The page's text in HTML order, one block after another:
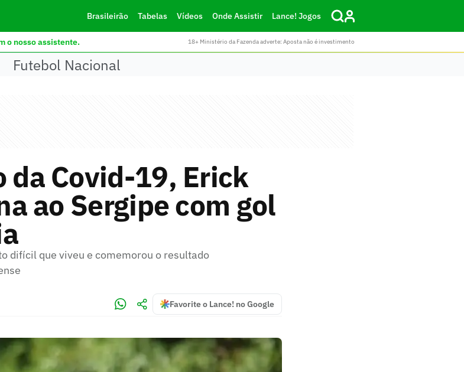
Brasileirão Tabelas Vídeos Onde Assistir Lance! Jogos
o nosso assistente. 18+ Ministério da Fazenda adverte: Aposta não é investimento
Futebol Nacional
da Covid-19, Erick
ao Sergipe com gol
difícil que viveu e comemorou o resultado
Favorite o Lance! no Google